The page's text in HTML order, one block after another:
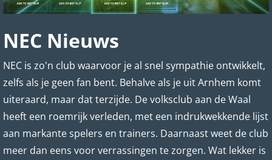
NEC Nieuws
NEC is zo'n club waarvoor je al snel sympathie ontwikkelt,
zelfs als je geen fan bent. Behalve als je uit Arnhem komt
uiteraard, maar dat terzijde. De volksclub aan de Waal
heeft een roemrijk verleden, met een indrukwekkende lijst
aan markante spelers en trainers. Daarnaast weet de club
meer dan eens voor verrassingen te zorgen. Wat lekker is